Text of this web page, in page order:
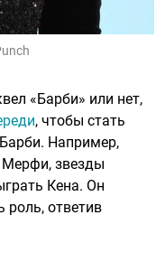
«Барби» или нет,
, чтобы стать
Например,
Мерфи, звезды
Кена. Он
роль, ответив